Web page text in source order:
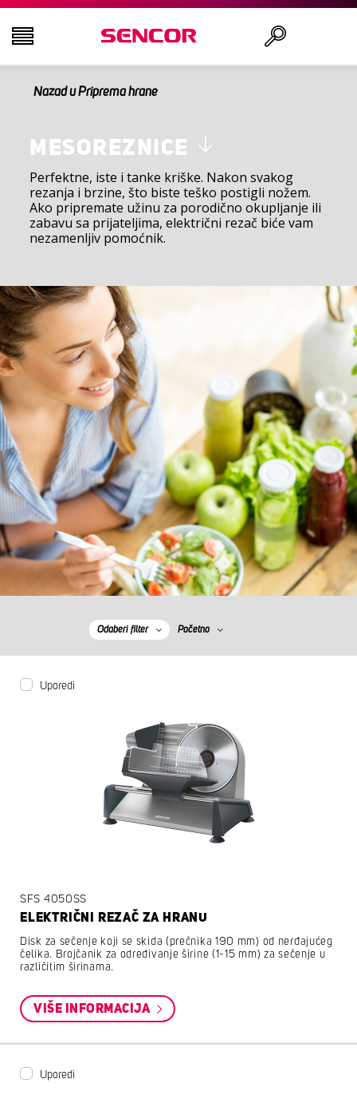
TELEVIZORI
AUDIO - VIDEO
KUHINJA
DOMAĆINSTVO
ZDRAVLJE I LEPOTA
KANCELARIJA I KABLOVI
Nazad u Priprema hrane
MESOREZNICE
Perfektne, iste i tanke kriške. Nakon svakog
rezanja i brzine, što biste teško postigli nožem.
Ako pripremate užinu za porodično okupljanje ili
zabavu sa prijateljima, električni rezač biće vam
nezamenljiv pomoćnik.
Odaberi filter Početno
Uporedi
SFS 4050SS
ELEKTRIČNI REZAČ ZA HRANU
Disk za sečenje koji se skida (prečnika 190 mm) od nerđajućeg
čelika. Brojčanik za određivanje širine (1-15 mm) za sečenje u
različitim širinama.
VIŠE INFORMACIJA
Uporedi